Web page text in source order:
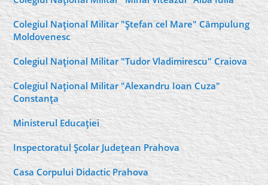
Colegiul Naţional Militar "Ştefan cel Mare" Câmpulung
Moldovenesc
Colegiul Naţional Militar "Tudor Vladimirescu" Craiova
Colegiul Naţional Militar "Alexandru Ioan Cuza"
Constanţa
Ministerul Educaţiei
Inspectoratul Şcolar Judeţean Prahova
Casa Corpului Didactic Prahova